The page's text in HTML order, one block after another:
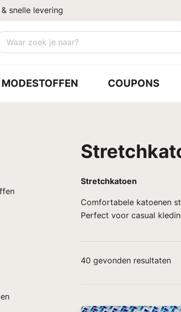
snelle levering
MODESTOFFEN COUPONS
Stretchkatoen
Comfortabele katoenen
Perfect voor casual
40 gevonden resultaten